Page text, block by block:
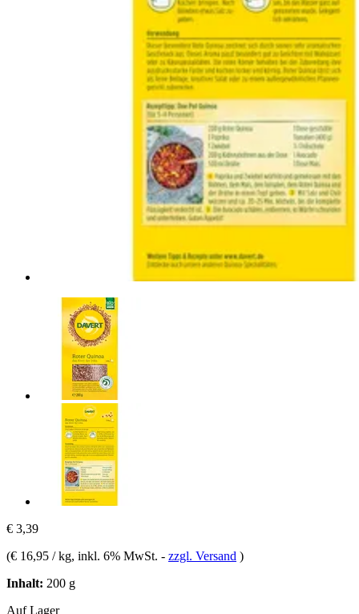
€ 3,39
(€ 16,95 / kg, inkl. 6% MwSt. - zzgl. Versand )
Inhalt: 200 g
Auf Lager